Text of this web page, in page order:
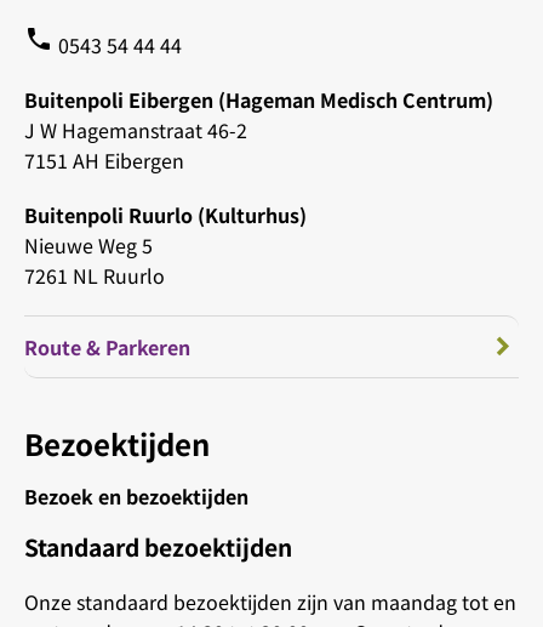
phone 0543 54 44 44
Buitenpoli Eibergen (Hageman Medisch Centrum)
J W Hagemanstraat 46-2
7151 AH Eibergen
Buitenpoli Ruurlo (Kulturhus)
Nieuwe Weg 5
7261 NL Ruurlo
Route & Parkeren
Bezoektijden
Bezoek en bezoektijden
Standaard bezoektijden
Onze standaard bezoektijden zijn van maandag tot en